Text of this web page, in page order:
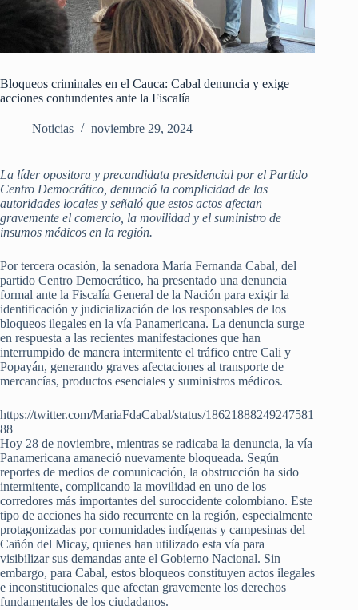
Bloqueos criminales en el Cauca: Cabal denuncia y exige
acciones contundentes ante la Fiscalía
Noticias noviembre 29, 2024
La líder opositora y precandidata presidencial por el Partido
Centro Democrático, denunció la complicidad de las
autoridades locales y señaló que estos actos afectan
gravemente el comercio, la movilidad y el suministro de
insumos médicos en la región.
Por tercera ocasión, la senadora María Fernanda Cabal, del
partido Centro Democrático, ha presentado una denuncia
formal ante la Fiscalía General de la Nación para exigir la
identificación y judicialización de los responsables de los
bloqueos ilegales en la vía Panamericana. La denuncia surge
en respuesta a las recientes manifestaciones que han
interrumpido de manera intermitente el tráfico entre Cali y
Popayán, generando graves afectaciones al transporte de
mercancías, productos esenciales y suministros médicos.
https://twitter.com/MariaFdaCabal/status/18621888249247581
88
Hoy 28 de noviembre, mientras se radicaba la denuncia, la vía
Panamericana amaneció nuevamente bloqueada. Según
reportes de medios de comunicación, la obstrucción ha sido
intermitente, complicando la movilidad en uno de los
corredores más importantes del suroccidente colombiano. Este
tipo de acciones ha sido recurrente en la región, especialmente
protagonizadas por comunidades indígenas y campesinas del
Cañón del Micay, quienes han utilizado esta vía para
visibilizar sus demandas ante el Gobierno Nacional. Sin
embargo, para Cabal, estos bloqueos constituyen actos ilegales
e inconstitucionales que afectan gravemente los derechos
fundamentales de los ciudadanos.